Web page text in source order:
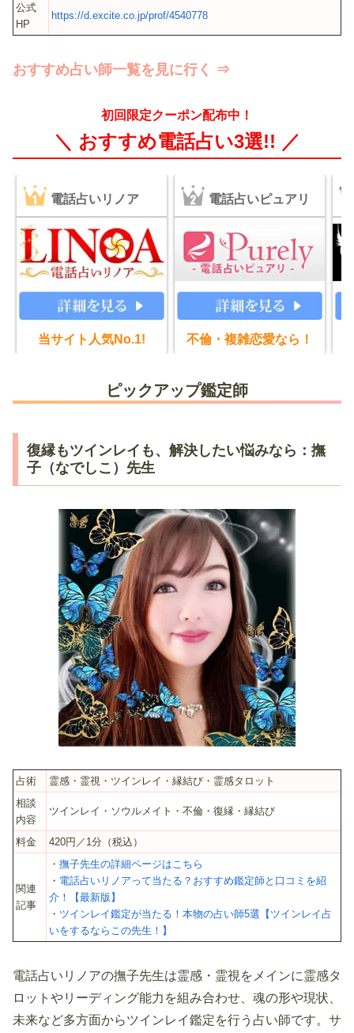
公式
HP
https://d.excite.co.jp/prof/4540778
おすすめ占い師一覧を見に行く ⇒
初回限定クーポン配布中！
＼ おすすめ電話占い3選!! ／
電話占いリノア
当サイト人気No.1!
電話占いピュアリ
不倫・複雑恋愛なら！
ピックアップ鑑定師
復縁もツインレイも、解決したい悩みなら：撫
子（なでしこ）先生
占術
霊感・霊視・ツインレイ・縁結び・霊感タロット
相談
内容
ツインレイ・ソウルメイト・不倫・復縁・縁結び
料金 420円／1分（税込）
関連
記事
・ 撫子先生の詳細ページはこちら
・ 電話占いリノアって当たる？おすすめ鑑定師と口コミを紹
介！【最新版】
・ ツインレイ鑑定が当たる！本物の占い師5選【ツインレイ占
いをするならこの先生！】
電話占いリノアの撫子先生は霊感・霊視をメインに霊感タ
ロットやリーディング能力を組み合わせ、魂の形や現状、
未来など多方面からツインレイ鑑定を行う占い師です。サ